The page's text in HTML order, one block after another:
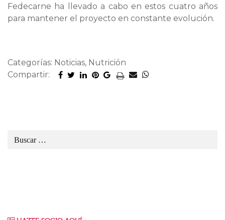
Fedecarne ha llevado a cabo en estos cuatro años
para mantener el proyecto en constante evolución.
Categorías: Noticias, Nutrición
Compartir: